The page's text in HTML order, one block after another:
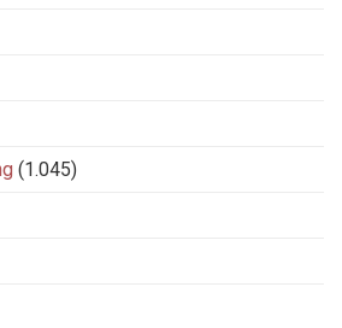
(1.045)